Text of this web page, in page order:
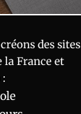
des sites
France et